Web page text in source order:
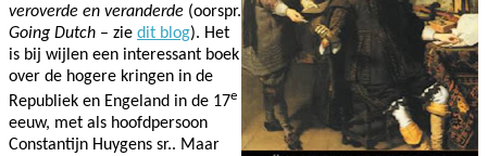
veroverde en veranderde (oorspr.
Going Dutch – zie dit blog). Het
is bij wijlen een interessant boek
over de hogere kringen in de
Republiek en Engeland in de 17e
eeuw, met als hoofdpersoon
Constantijn Huygens sr.. Maar